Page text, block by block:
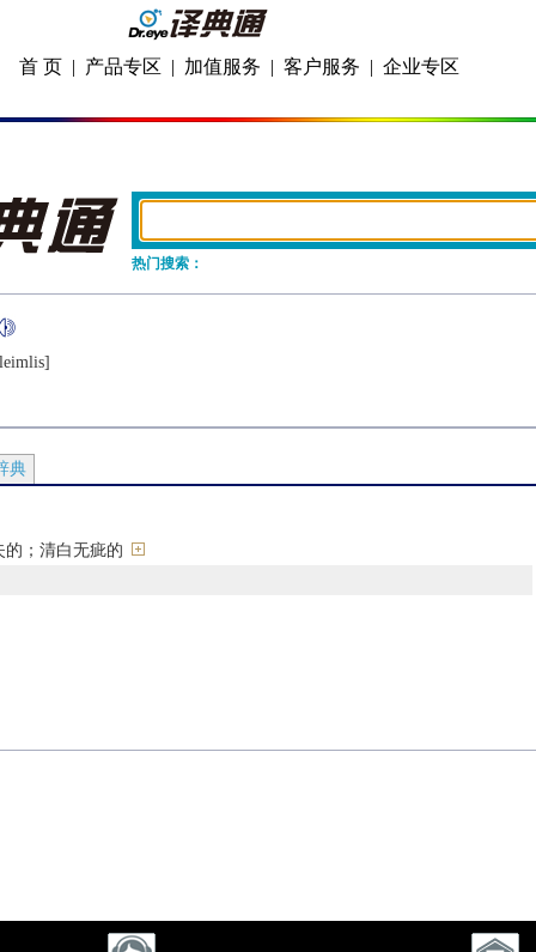
首 页 | 产品专区 | 加值服务 | 客户服务 | 企业专区
热门搜索：
典
；清白无疵的